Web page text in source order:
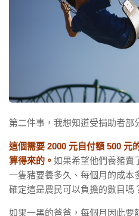
第二件事，我想知道受捐助者部
這個需要 2000 元自付額 500 元
算得來的。 如果希望他們養豬賣
一隻豬要養多久、每個月的成本
確定這是農民可以負擔的數目嗎
如果一黑的爸爸，每個月因此要